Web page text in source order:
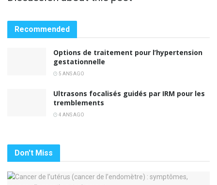
Recommended
Options de traitement pour l’hypertension
gestationnelle
5 ANS AGO
Ultrasons focalisés guidés par IRM pour les
tremblements
4 ANS AGO
Don't Miss